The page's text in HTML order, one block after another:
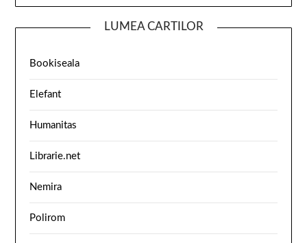
LUMEA CARTILOR
Bookiseala
Elefant
Humanitas
Librarie.net
Nemira
Polirom